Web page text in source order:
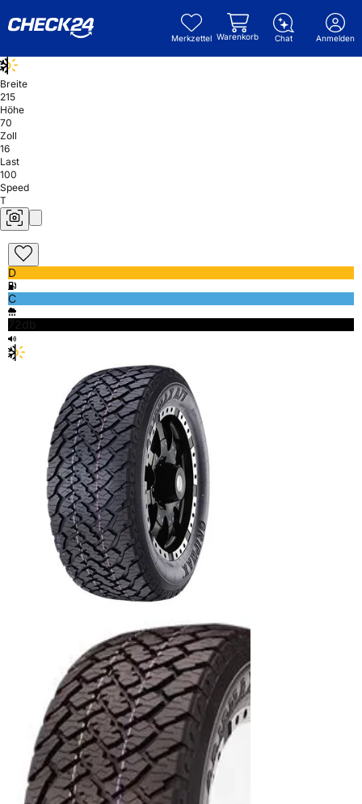
Merkzettel Warenkorb Chat Anmelden
Breite
215
Höhe
70
Zoll
16
Last
100
Speed
T
D
C
72db